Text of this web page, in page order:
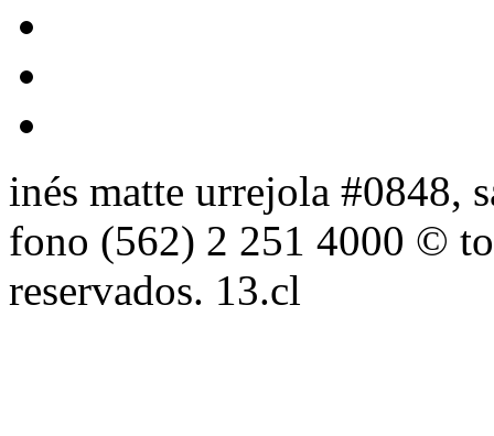
inés matte urrejola #0848,
fono (562) 2 251 4000 ©
reservados. 13.cl